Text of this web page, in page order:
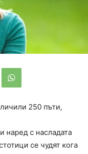
250 пъти,
наред с насладата
се чудят кога